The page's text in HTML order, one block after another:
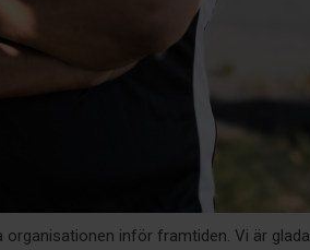
inför framtiden. Vi är glada